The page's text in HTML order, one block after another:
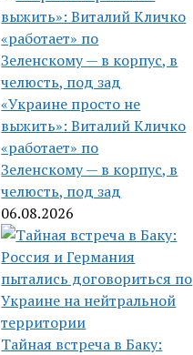
«Украине просто не
выжить»: Виталий Кличко
«работает» по
Зеленскому — в корпус, в
челюсть, под зад
06.08.2026
Тайная встреча в Баку: